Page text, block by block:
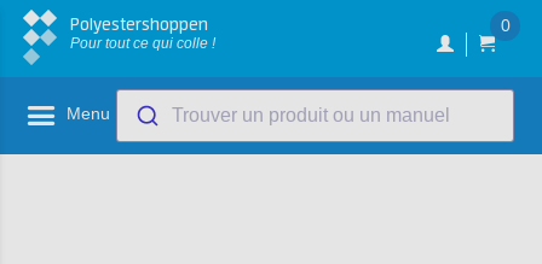
Polyestershoppen
Pour tout ce qui colle !
0
Menu Trouver un produit ou un manuel